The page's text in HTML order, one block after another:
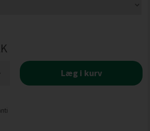
Læg i kurv